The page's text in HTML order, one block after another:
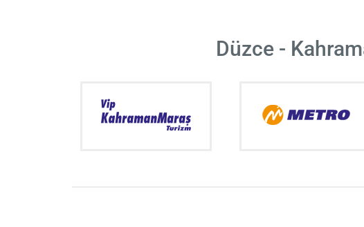
Düzce -